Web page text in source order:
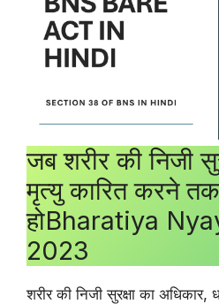
जब शरीर की निजी
मृत्यु कारित करने तक
होBharatiya
2023
शरीर की निजी सुरक्षा का अधिकार,